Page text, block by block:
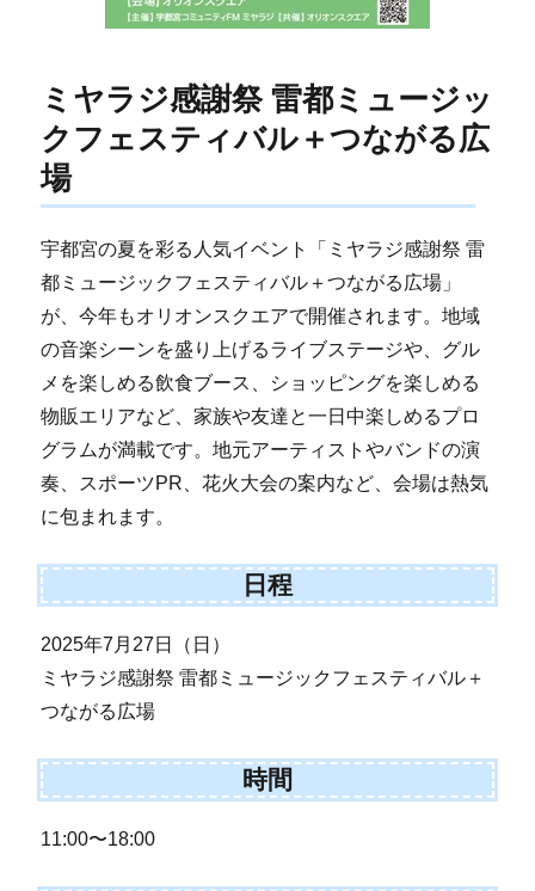
ミヤラジ感謝祭 雷都ミュージッ
クフェスティバル＋つながる広
場
宇都宮の夏を彩る人気イベント「ミヤラジ感謝祭 雷
都ミュージックフェスティバル＋つながる広場」
が、今年もオリオンスクエアで開催されます。地域
の音楽シーンを盛り上げるライブステージや、グル
メを楽しめる飲食ブース、ショッピングを楽しめる
物販エリアなど、家族や友達と一日中楽しめるプロ
グラムが満載です。地元アーティストやバンドの演
奏、スポーツPR、花火大会の案内など、会場は熱気
に包まれます。
日程
2025年7月27日（日）
ミヤラジ感謝祭 雷都ミュージックフェスティバル＋
つながる広場
時間
11:00〜18:00